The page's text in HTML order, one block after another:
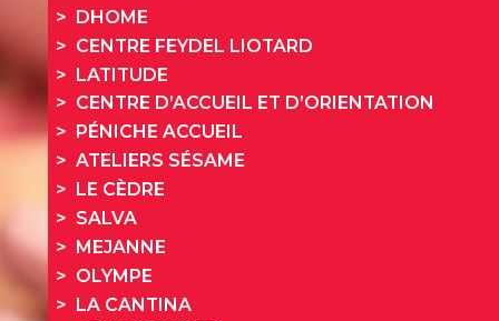
DHOME
CENTRE FEYDEL LIOTARD
LATITUDE
CENTRE D’ACCUEIL ET D’ORIENTATION
PÉNICHE ACCUEIL
ATELIERS SÉSAME
LE CÈDRE
SALVA
MEJANNE
OLYMPE
LA CANTINA